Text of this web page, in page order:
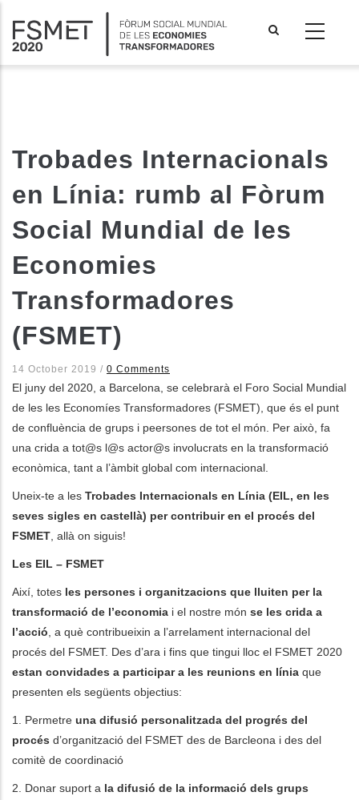
contingut
accions addicionals
Trobades Internacionals
en Línia: rumb al Fòrum
Social Mundial de les
Economies
Transformadores
(FSMET)
14 October 2019 / 0 Comments
El juny del 2020, a Barcelona, se celebrarà el Foro Social Mundial
de les les Economíes Transformadores (FSMET), que és el punt
de confluència de grups i peersones de tot el món. Per això, fa
una crida a tot@s l@s actor@s involucrats en la transformació
econòmica, tant a l’àmbit global com internacional.
Uneix-te a les Trobades Internacionals en Línia (EIL, en les
seves sigles en castellà) per contribuir en el procés del
FSMET , allà on siguis!
Les EIL – FSMET
Així, totes les persones i organitzacions que lluiten per la
transformació de l’economia i el nostre món se les crida a
l’acció , a què contribueixin a l’arrelament internacional del
procés del FSMET. Des d’ara i fins que tingui lloc el FSMET 2020
estan convidades a participar a les reunions en línia que
presenten els següents objectius:
1. Permetre una difusió personalitzada del progrés del
procés d’organització del FSMET des de Barcleona i des del
comitè de coordinació
2. Donar suport a la difusió de la informació dels grups